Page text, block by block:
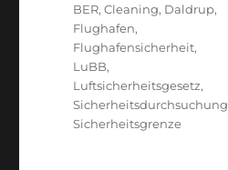
Schlagwörter
BER,Cleaning, Daldrup,
Flughafen,
Flughafensicherheit,
LuBB,
Luftsicherheitsgesetz,
Sicherheitsdurchsuchung
Sicherheitsgrenze